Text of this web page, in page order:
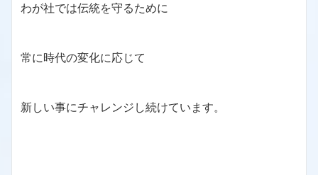
わが社では伝統を守るために
常に時代の変化に応じて
新しい事にチャレンジし続けています。